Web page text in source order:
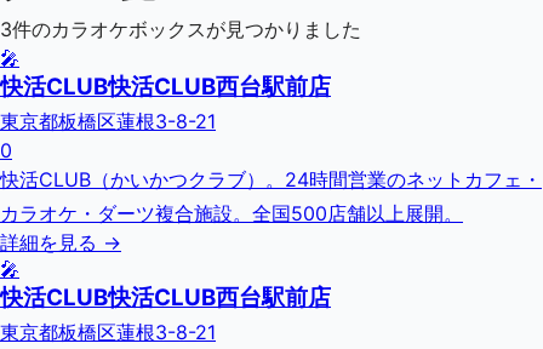
3件のカラオケボックスが見つかりました
🎤
快活CLUB快活CLUB西台駅前店
東京都板橋区蓮根3-8-21
0
快活CLUB（かいかつクラブ）。24時間営業のネットカフェ・
カラオケ・ダーツ複合施設。全国500店舗以上展開。
詳細を見る →
🎤
快活CLUB快活CLUB西台駅前店
東京都板橋区蓮根3-8-21